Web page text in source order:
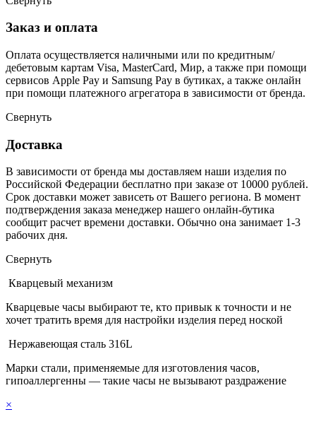
Заказ и оплата
Оплата осуществляется наличными или по кредитным/
дебетовым картам Visa, MasterCard, Мир, а также при помощи
сервисов Apple Pay и Samsung Pay в бутиках, а также онлайн
при помощи платежного агрегатора в зависимости от бренда.
Свернуть
Доставка
В зависимости от бренда мы доставляем наши изделия по
Российской Федерации бесплатно при заказе от 10000 рублей.
Срок доставки может зависеть от Вашего региона. В момент
подтверждения заказа менеджер нашего онлайн-бутика
сообщит расчет времени доставки. Обычно она занимает 1-3
рабочих дня.
Свернуть
Кварцевый механизм
Кварцевые часы выбирают те, кто привык к точности и не
хочет тратить время для настройки изделия перед ноской
Нержавеющая сталь 316L
Марки стали, применяемые для изготовления часов,
гипоаллергенны — такие часы не вызывают раздражение
×